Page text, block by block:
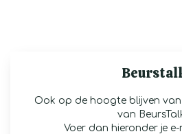
Ook op de hoogte blijven
van
Voer dan hieronder je